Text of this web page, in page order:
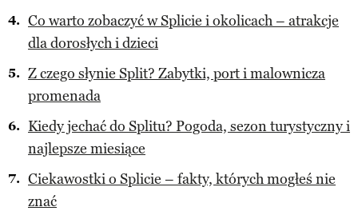
Co warto zobaczyć w Splicie i okolicach – atrakcje
dla dorosłych i dzieci
Z czego słynie Split? Zabytki, port i malownicza
promenada
Kiedy jechać do Splitu? Pogoda, sezon turystyczny i
najlepsze miesiące
Ciekawostki o Splicie – fakty, których mogłeś nie
znać